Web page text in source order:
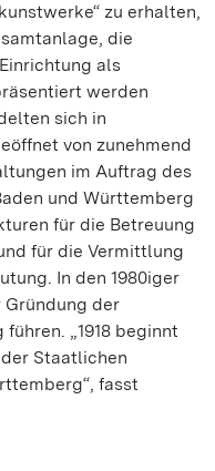
zu erhalten,
die
als
werden
sich in
von zunehmend
im Auftrag des
und Württemberg
für die Betreuung
für die Vermittlung
In den 1980iger
der
„1918 beginnt
Staatlichen
fasst